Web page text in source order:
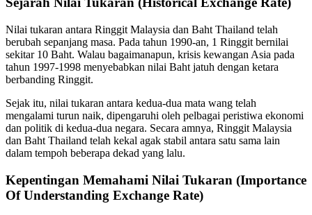
Nilai tukaran antara Ringgit Malaysia dan Baht Thailand telah
berubah sepanjang masa. Pada tahun 1990-an, 1 Ringgit bernilai
sekitar 10 Baht. Walau bagaimanapun, krisis kewangan Asia pada
tahun 1997-1998 menyebabkan nilai Baht jatuh dengan ketara
berbanding Ringgit.
Sejak itu, nilai tukaran antara kedua-dua mata wang telah
mengalami turun naik, dipengaruhi oleh pelbagai peristiwa ekonomi
dan politik di kedua-dua negara. Secara amnya, Ringgit Malaysia
dan Baht Thailand telah kekal agak stabil antara satu sama lain
dalam tempoh beberapa dekad yang lalu.
Kepentingan Memahami Nilai Tukaran (Importance
Of Understanding Exchange Rate)